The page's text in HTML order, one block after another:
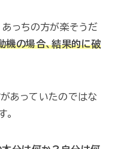
あっちの方が楽そうだ
機の場合、結果的に破
あっていたのではな
。